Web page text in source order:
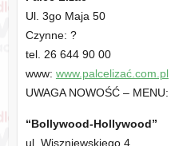
Ul. 3go Maja 50
Czynne: ?
tel. 26 644 90 00
www: www.palcelizać.com.pl
UWAGA NOWOŚĆ – MENU:
“Bollywood-Hollywood”
ul. Wiszniewskiego 4